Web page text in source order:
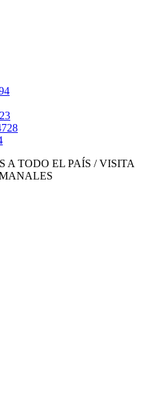
A TODO EL PAÍS / VISITA